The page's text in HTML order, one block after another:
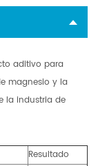
aditivo para
magnesio y la
la industria de
Resultado